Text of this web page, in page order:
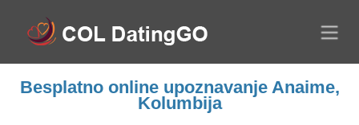
Besplatno online upoznavanje Anaime,
Kolumbija